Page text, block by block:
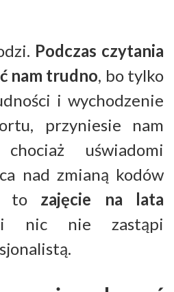
Podczas czytania
nam trudno, bo tylko
i wychodzenie
przyniesie nam
uświadomi
nad zmianą kodów
tozajęcie na lata
nie zastąpi